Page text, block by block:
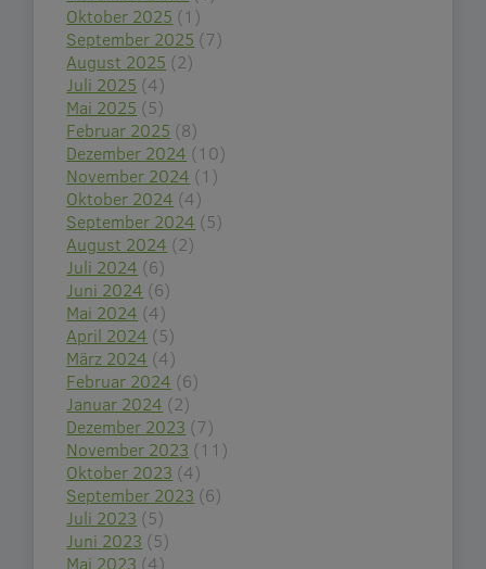
Oktober 2025 (1)
September 2025 (7)
August 2025 (2)
Juli 2025 (4)
Mai 2025 (5)
Februar 2025 (8)
Dezember 2024 (10)
November 2024 (1)
Oktober 2024 (4)
September 2024 (5)
August 2024 (2)
Juli 2024 (6)
Juni 2024 (6)
Mai 2024 (4)
April 2024 (5)
März 2024 (4)
Februar 2024 (6)
Januar 2024 (2)
Dezember 2023 (7)
November 2023 (11)
Oktober 2023 (4)
September 2023 (6)
Juli 2023 (5)
Juni 2023 (5)
Mai 2023 (4)